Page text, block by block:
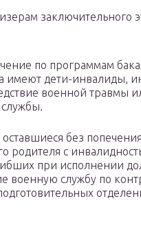
заключительного
по программам
имеют дети-инвалиды,
военной травмы
без
родителя с
при исполнении
военную службу по